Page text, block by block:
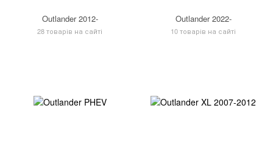
Outlander 2012-
28 товарів на сайті
Outlander 2022-
10 товарів на сайті